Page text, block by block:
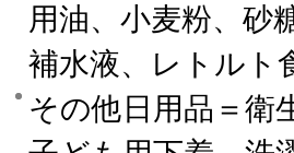
用油、小麦粉、砂
補水液、レトル
その他日用品＝衛